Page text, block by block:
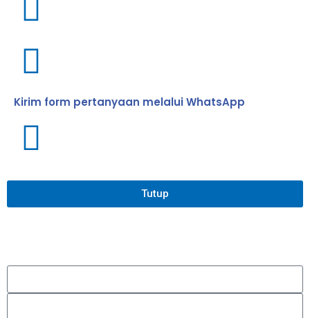
Kirim form pertanyaan melalui WhatsApp
Tutup